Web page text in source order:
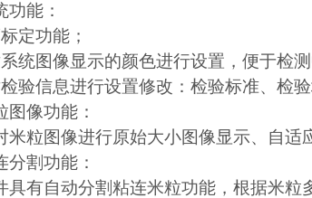
功能：
定功能；
统图像显示的颜色进行设置，便于检测
验信息进行设置修改：检验标准、检
图像功能：
米粒图像进行原始大小图像显示、自适
分割功能：
具有自动分割粘连米粒功能，根据米粒